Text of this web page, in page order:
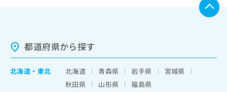
都道府県から探す
北海道 ・ 東北 北海道 青森県 岩手県
宮城県
秋田県
山形県
福島県